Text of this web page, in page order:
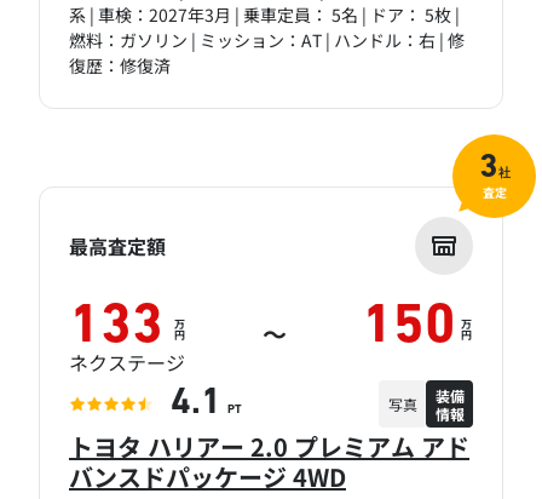
系 | 車検：2027年3月 | 乗車定員： 5名 | ドア： 5枚 |
燃料：ガソリン | ミッション：AT | ハンドル：右 | 修
復歴：修復済
トヨタ ハリアー 2.0 プレミアム アド
バンスドパッケージ 4WD
最高査定額
133 万
円 ～ 150 万
円
ネクステージ
4.1 PT 写真
装備
情報
3社
査定